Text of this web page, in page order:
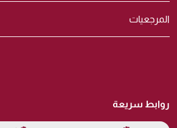
المرجعيات
روابط سريعة